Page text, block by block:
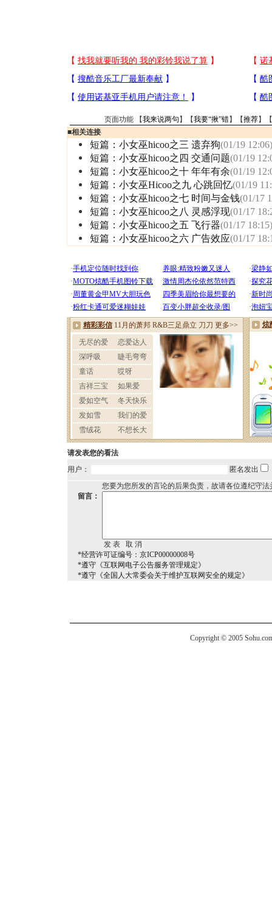
页面功能 【我来说两句 】【我要“揪”错】【推荐】
■相关连接
短篇：小女巫hicoo之三 遗弃狗(01/19 12:06)
短篇：小女巫hicoo之四 交通问题(01/19
短篇：小女巫hicoo之十 年年有余(01/19
短篇：小女巫Hicoo之九 心跳回忆(01/19
短篇：小女巫hicoo之七 时间与金钱(01/17
短篇：小女巫hicoo之八 灵感浮现(01/17
短篇：小女巫hicoo之五 飞行器(01/17 18:15)
短篇：小女巫hicoo之六 广告效应(01/17
请发表您的看法
用户：
匿名发出
您要为您所发的言论的后果负责，故请各位遵纪守
留言：
*经营许可证编号：京ICP00000008号
*遵守《互联网电子公告服务管理规定》
*遵守《全国人大常委会关于维护互联网安全的规定》
Copyright © 2005